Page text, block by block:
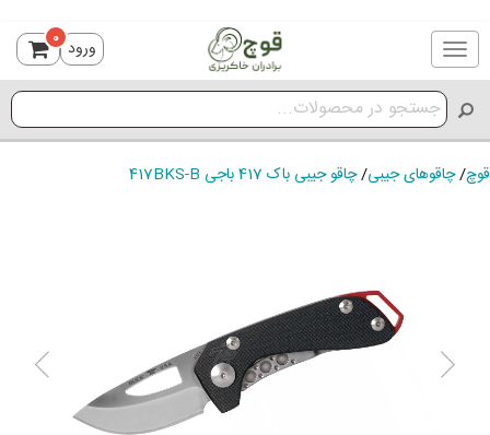
Toggle
navigation
ورود 0
قوچ/چاقوهای جیبی/چاقو جیبی باک 417 باجی 417BKS-B